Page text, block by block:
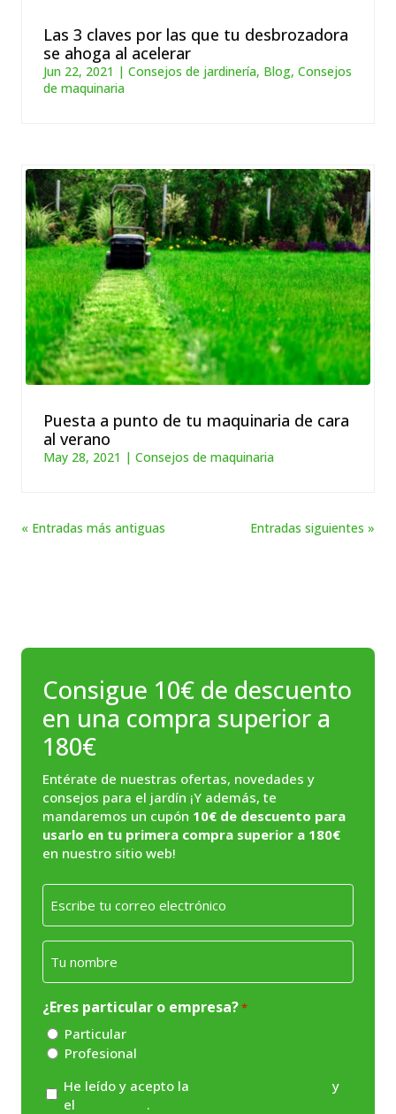
Las 3 claves por las que tu desbrozadora
se ahoga al acelerar
Jun 22, 2021 | Consejos de jardinería, Blog, Consejos
de maquinaria
Puesta a punto de tu maquinaria de cara
al verano
May 28, 2021 | Consejos de maquinaria
« Entradas más antiguas Entradas siguientes »
Consigue 10€ de descuento
en una compra superior a
180€
Entérate de nuestras ofertas, novedades y
consejos para el jardín ¡Y además, te
mandaremos un cupón 10€ de descuento para
usarlo en tu primera compra superior a 180€
en nuestro sitio web!
Email
Nombre
¿Eres particular o empresa?*
Particular
Profesional
Consentimiento
He leído y acepto la
y
el
.